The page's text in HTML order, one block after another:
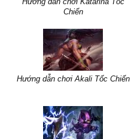
Chiến
Hướng dẫn chơi Akali Tốc Chiến